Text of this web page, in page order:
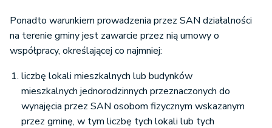
Ponadto warunkiem prowadzenia przez SAN działalności
na terenie gminy jest zawarcie przez nią umowy o
współpracy, określającej co najmniej:
liczbę lokali mieszkalnych lub budynków
mieszkalnych jednorodzinnych przeznaczonych do
wynajęcia przez SAN osobom fizycznym wskazanym
przez gminę, w tym liczbę tych lokali lub tych